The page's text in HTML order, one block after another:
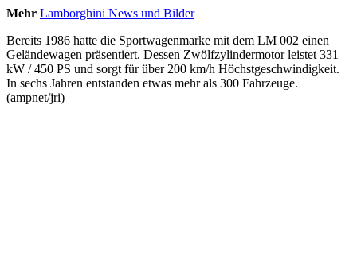
Mehr Lamborghini News und Bilder
Bereits 1986 hatte die Sportwagenmarke mit dem LM 002 einen
Geländewagen präsentiert. Dessen Zwölfzylindermotor leistet 331
kW / 450 PS und sorgt für über 200 km/h Höchstgeschwindigkeit.
In sechs Jahren entstanden etwas mehr als 300 Fahrzeuge.
(ampnet/jri)